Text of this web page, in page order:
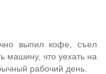
выпил кофе, съел
машину, что уехать на
рабочий день.